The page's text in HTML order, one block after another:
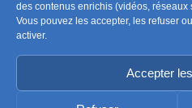
des contenus enrichis (vidéos, réseaux
Vous pouvez les accepter, les refuser
activer.
Accepter
Cliquez pour
Édité par la Conférence